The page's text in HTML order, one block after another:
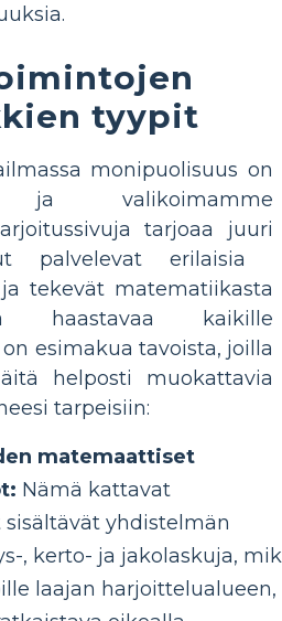
tyypit
monipuolisuus on
ja valikoimamme
tarjoaa juuri
palvelevat erilaisia
tekevät matematiikasta
haastavaa kaikille
esimakua tavoista, joilla
helposti muokattavia
tarpeisiin:
matemaattiset
Nämä kattavat
yhdistelmän
, kerto- ja jakolaskuja,
laajan harjoittelualueen,